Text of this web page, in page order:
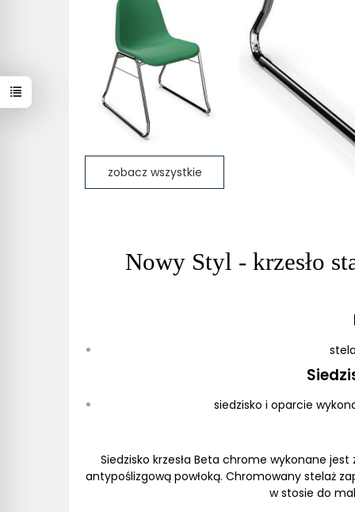
zobacz wszystkie
Nowy Styl - krzesło
siedzisko i oparcie
Siedzisko krzesła Beta chrome wykonane
antypoślizgową powłoką. Chromowany stelaż
w stosie do